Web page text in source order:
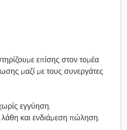
επίσης στον τομέα
μαζί με τους συνεργάτες
εγγύηση.
και ενδιάμεση πώληση.